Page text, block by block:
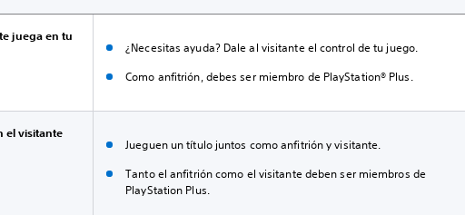
juega en tu
¿Necesitas ayuda? Dale al visitante el control de tu juego.
Como anfitrión, debes ser miembro de PlayStation® Plus.
el visitante
Jueguen un título juntos como anfitrión y visitante.
Tanto el anfitrión como el visitante deben ser miembros de
PlayStation Plus.